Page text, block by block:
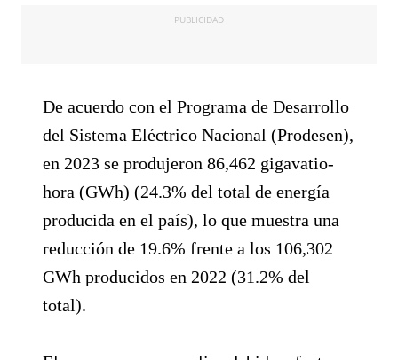
PUBLICIDAD
De acuerdo con el Programa de Desarrollo
del Sistema Eléctrico Nacional (Prodesen),
en 2023 se produjeron 86,462 gigavatio-
hora (GWh) (24.3% del total de energía
producida en el país), lo que muestra una
reducción de 19.6% frente a los 106,302
GWh producidos en 2022 (31.2% del
total).